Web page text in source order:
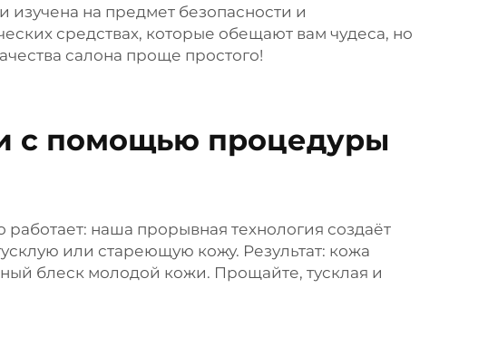
на предмет безопасности и
средствах, которые обещают вам чудеса, но
салона проще простого!
с помощью процедуры
наша прорывная технология создаёт
или стареющую кожу. Результат: кожа
блеск молодой кожи. Прощайте, тусклая и